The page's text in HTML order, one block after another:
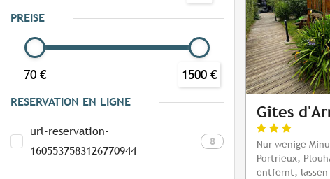
PREISE
70 € 1500 €
RÉSERVATION EN LIGNE
url-reservation-
1605537583126770944
8
Gîtes
Nur wenige
Portrieux,
entfernt, lassen